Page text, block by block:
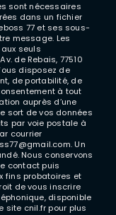
sont nécessaires
dans un fichier
77 et ses sous-
message. Les
seuls
de Rebais, 77510
disposez de
de portabilité, de
à tout
auprès d’une
sort de vos données
par voie postale à
courrier
Un
Nous conservons
contact puis
fins probatoires et
de vous inscrire
disponible
site cnil.fr pour plus